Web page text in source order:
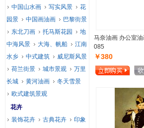
马奈油画 办公室
085
￥380
中国山水画
写实风景
花
园景
中国画油画
巴黎街景
东北刀画
托马斯花园
地
中海风景
大海、帆船
江南
水乡
中式建筑
威尼斯风景
荷兰街景
城市景观
万里
长城
黄河油画
冬天雪景
欧式建筑景观
花卉
装饰花卉
古典花卉
印象